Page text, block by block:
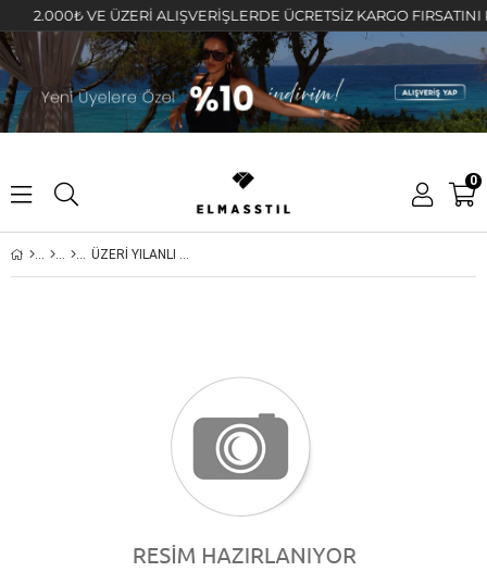
2.000₺ VE ÜZERİ ALIŞVERİŞLERDE ÜCRETSİZ KARGO FIRSATINI
0
ÜZERİ YILANLI OVAL ÜÇLÜ KÜPE